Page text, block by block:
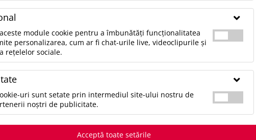
poţi contacta telefonic la 021.336.03.32 sau prin email la
populare
birou
mancare si bautura
Tech si Gadgeturi
si Voiaj
de Munca
si Accesorii
module cookie pentru a îmbunătăți funcționalitatea
personalizarea, cum ar fi chat-urile live, videoclipurile și
rețelelor sociale.
uri sunt setate prin intermediul site-ului nostru de
noștri de publicitate.
Acceptă toate setările